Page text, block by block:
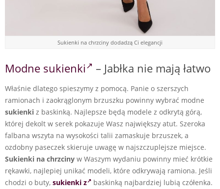
Sukienki na chrzciny dodadzą Ci elegancji
Modne sukienki – Jabłka nie mają łatwo
Właśnie dlatego spieszymy z pomocą. Panie o szerszych
ramionach i zaokrąglonym brzuszku powinny wybrać modne
sukienki z baskinką. Najlepsze będą modele z odkrytą górą,
której dekolt w serek pokazuje Wasz największy atut. Szeroka
falbana wszyta na wysokości talii zamaskuje brzuszek, a
ozdobny paseczek skieruje uwagę w najszczuplejsze miejsce.
Sukienki na chrzciny w Waszym wydaniu powinny mieć krótkie
rękawki, najlepiej unikać modeli, które odkrywają ramiona. Jeśli
chodzi o buty, sukienki z
baskinką najbardziej lubią czółenka.